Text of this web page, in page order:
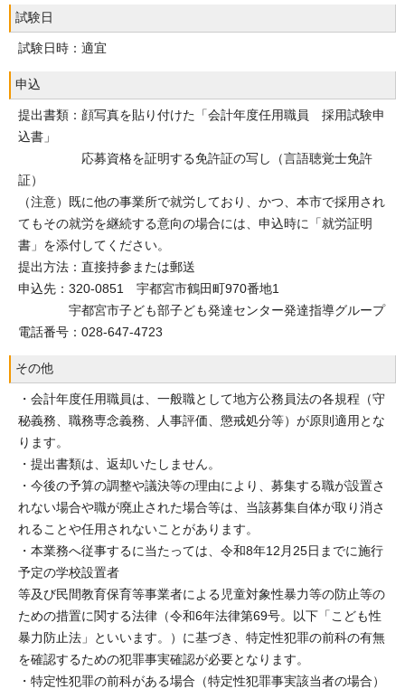
試験日
試験日時：適宜
申込
提出書類：顔写真を貼り付けた「会計年度任用職員 採用試験申
込書」
応募資格を証明する免許証の写し（言語聴覚士免許
証）
（注意）既に他の事業所で就労しており、かつ、本市で採用され
てもその就労を継続する意向の場合には、申込時に「就労証明
書」を添付してください。
提出方法：直接持参または郵送
申込先：320-0851 宇都宮市鶴田町970番地1
宇都宮市子ども部子ども発達センター発達指導グループ
電話番号：028-647-4723
その他
・会計年度任用職員は、一般職として地方公務員法の各規程（守
秘義務、職務専念義務、人事評価、懲戒処分等）が原則適用とな
ります。
・提出書類は、返却いたしません。
・今後の予算の調整や議決等の理由により、募集する職が設置さ
れない場合や職が廃止された場合等は、当該募集自体が取り消さ
れることや任用されないことがあります。
・本業務へ従事するに当たっては、令和8年12月25日までに施行
予定の学校設置者
等及び民間教育保育等事業者による児童対象性暴力等の防止等の
ための措置に関する法律（令和6年法律第69号。以下「こども性
暴力防止法」といいます。）に基づき、特定性犯罪の前科の有無
を確認するための犯罪事実確認が必要となります。
・特定性犯罪の前科がある場合（特定性犯罪事実該当者の場合）